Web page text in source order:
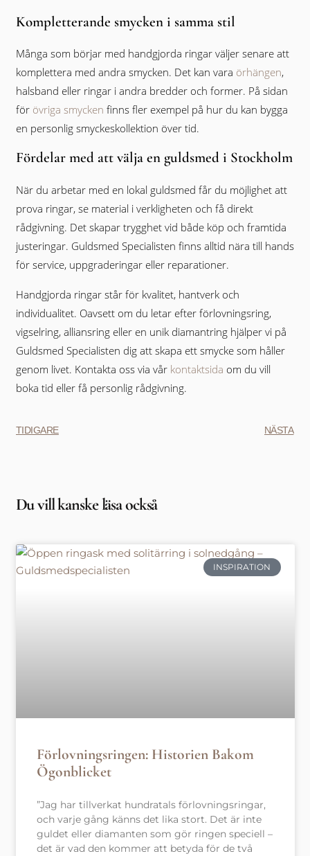
Kompletterande smycken i samma stil
Många som börjar med handgjorda ringar väljer senare att
komplettera med andra smycken. Det kan vara örhängen,
halsband eller ringar i andra bredder och former. På sidan
för övriga smycken finns fler exempel på hur du kan bygga
en personlig smyckeskollektion över tid.
Fördelar med att välja en guldsmed i Stockholm
När du arbetar med en lokal guldsmed får du möjlighet att
prova ringar, se material i verkligheten och få direkt
rådgivning. Det skapar trygghet vid både köp och framtida
justeringar. Guldsmed Specialisten finns alltid nära till hands
för service, uppgraderingar eller reparationer.
Handgjorda ringar står för kvalitet, hantverk och
individualitet. Oavsett om du letar efter förlovningsring,
vigselring, alliansring eller en unik diamantring hjälper vi på
Guldsmed Specialisten dig att skapa ett smycke som håller
genom livet. Kontakta oss via vår kontaktsida om du vill
boka tid eller få personlig rådgivning.
TIDIGARE NÄSTA
Du vill kanske läsa också
INSPIRATION
Förlovningsringen: Historien Bakom
Ögonblicket
”Jag har tillverkat hundratals förlovningsringar,
och varje gång känns det lika stort. Det är inte
guldet eller diamanten som gör ringen speciell –
det är vad den kommer att betyda för de två